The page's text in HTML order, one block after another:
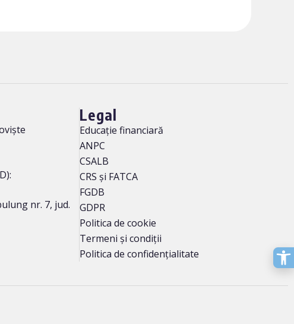
nr. 7, jud.
Legal
Educație financiară
ANPC
CSALB
CRS și FATCA
FGDB
GDPR
Politica de cookie
Termeni și condiții
Politica de confidențialitate